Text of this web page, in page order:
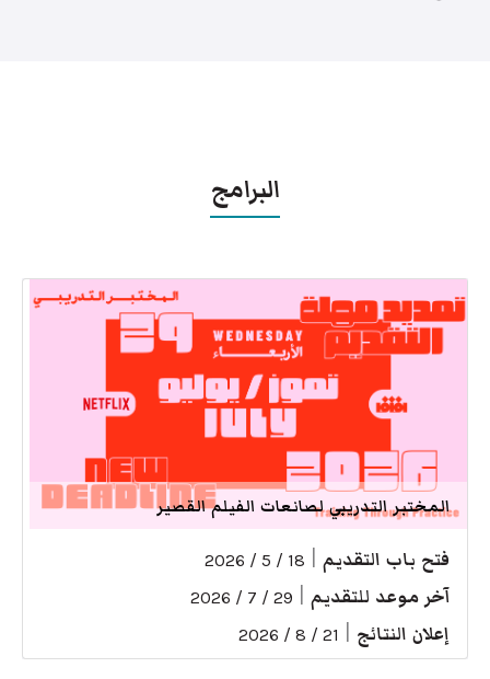
البرامج
المختبر التدريبي لصانعات الفيلم القصير
فتح باب التقديم 18 / 5 / 2026
آخر موعد للتقديم 29 / 7 / 2026
إعلان النتائج 21 / 8 / 2026